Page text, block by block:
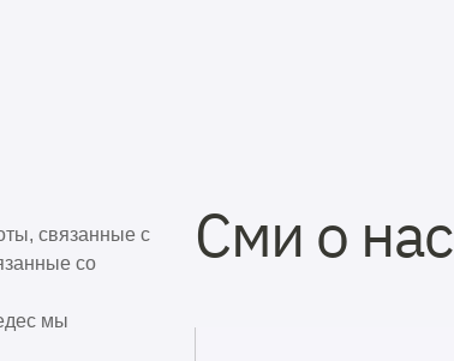
связанные с
со
мы
Сми о нас